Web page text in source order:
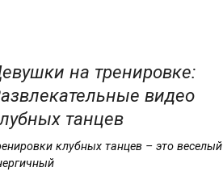
на тренировке:
видео
танцев
клубных танцев – это